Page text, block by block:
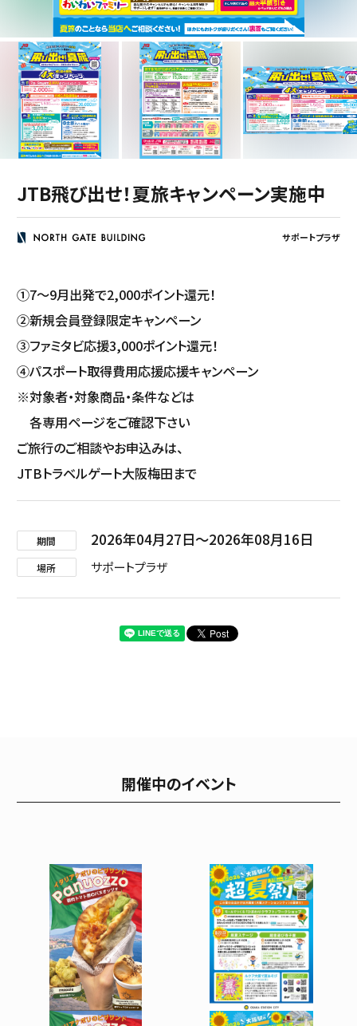
JTB飛び出せ！夏旅キャンペーン実施中
サポートプラザ
①7～9月出発で2,000ポイント還元！
②新規会員登録限定キャンペーン
③ファミタビ応援3,000ポイント還元！
④パスポート取得費用応援応援キャンペーン
※対象者・対象商品・条件などは
各専用ページをご確認下さい
ご旅行のご相談やお申込みは、
JTBトラベルゲート大阪梅田まで
期間 2026年04月27日 2026年08月16日
場所 サポートプラザ
開催中のイベント